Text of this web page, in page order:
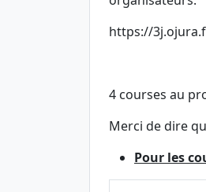
https://
4 courses au
Merci de dire
Pour les